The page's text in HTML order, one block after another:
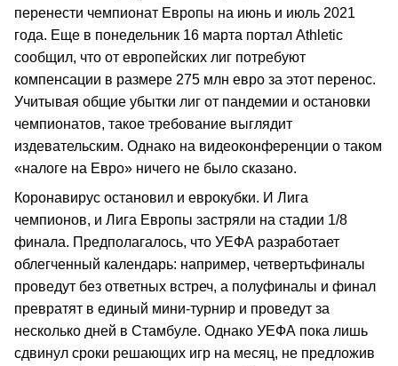
перенести чемпионат Европы на июнь и июль 2021
года. Еще в понедельник 16 марта портал Athletic
сообщил, что от европейских лиг потребуют
компенсации в размере 275 млн евро за этот перенос.
Учитывая общие убытки лиг от пандемии и остановки
чемпионатов, такое требование выглядит
издевательским. Однако на видеоконференции о таком
«налоге на Евро» ничего не было сказано.
Коронавирус остановил и еврокубки. И Лига
чемпионов, и Лига Европы застряли на стадии 1/8
финала. Предполагалось, что УЕФА разработает
облегченный календарь: например, четвертьфиналы
проведут без ответных встреч, а полуфиналы и финал
превратят в единый мини-турнир и проведут за
несколько дней в Стамбуле. Однако УЕФА пока лишь
сдвинул сроки решающих игр на месяц, не предложив